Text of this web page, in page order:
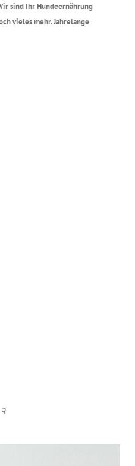
sind Ihr Hundeernährung
vieles mehr. Jahrelange
☟